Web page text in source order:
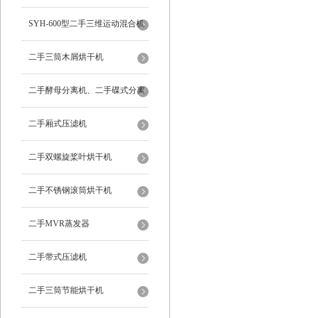
SYH-600型二手三维运动混合机
二手三筒木屑烘干机
二手酵母分离机、二手碟式分离
机
二手厢式压滤机
二手双螺旋桨叶烘干机
二手不锈钢滚筒烘干机
二手MVR蒸发器
二手带式压滤机
二手三筒节能烘干机